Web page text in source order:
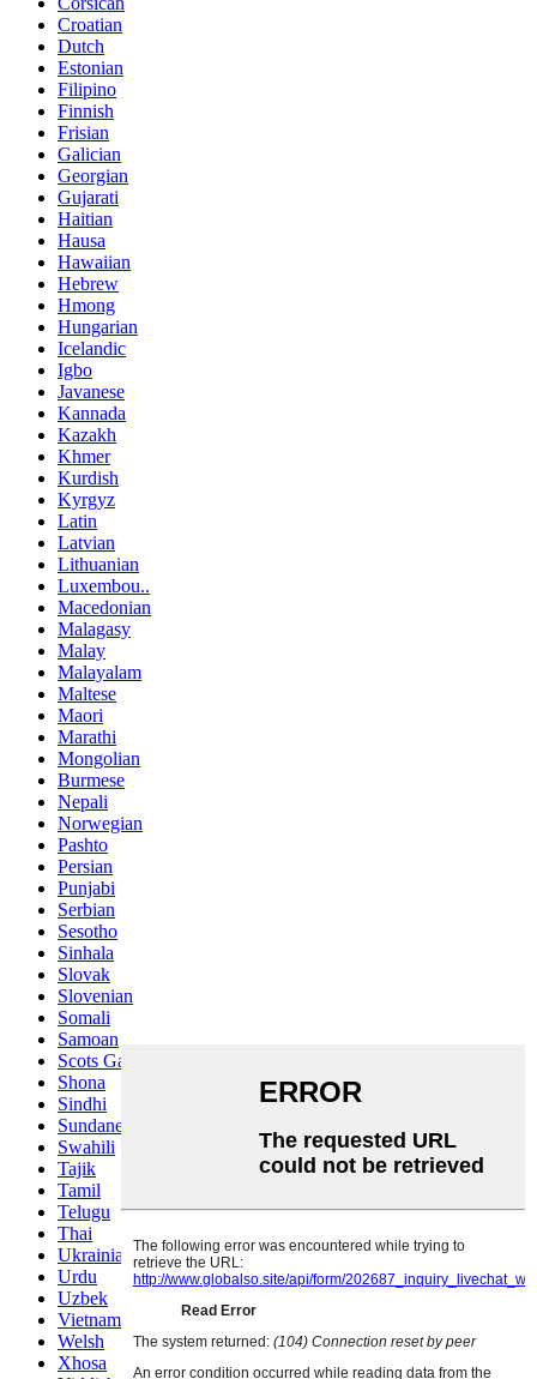
Croatian
Dutch
Estonian
Filipino
Finnish
Frisian
Galician
Georgian
Gujarati
Haitian
Hausa
Hawaiian
Hebrew
Hmong
Hungarian
Icelandic
Igbo
Javanese
Kannada
Kazakh
Khmer
Kurdish
Kyrgyz
Latin
Latvian
Lithuanian
Luxembou..
Macedonian
Malagasy
Malay
Malayalam
Maltese
Maori
Marathi
Mongolian
Burmese
Nepali
Norwegian
Pashto
Persian
Punjabi
Serbian
Sesotho
Sinhala
Slovak
Slovenian
Somali
Samoan
Scots Gaelic
Shona
Sindhi
Sundanese
Swahili
Tajik
Tamil
Telugu
Thai
Ukrainian
Urdu
Uzbek
Vietnamese
Welsh
Xhosa